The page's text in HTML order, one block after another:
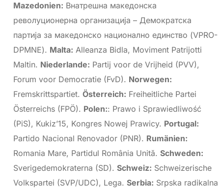
Mazedonien: Внатрешна македонска
револуционерна организација – Демократска
партија за македонско национално единство (VPRO-
DPMNE). Malta: Alleanza Bidla, Moviment Patrijotti
Maltin. Niederlande: Partij voor de Vrijheid (PVV),
Forum voor Democratie (FvD). Norwegen:
Fremskrittspartiet. Österreich: Freiheitliche Partei
Österreichs (FPÖ). Polen:: Prawo i Sprawiedliwość
(PiS), Kukiz’15, Kongres Nowej Prawicy. Portugal:
Partido Nacional Renovador (PNR). Rumänien:
Romania Mare, Partidul România Unită. Schweden:
Sverigedemokraterna (SD). Schweiz: Schweizerische
Volkspartei (SVP/UDC), Lega. Serbia: Srpska radikalna